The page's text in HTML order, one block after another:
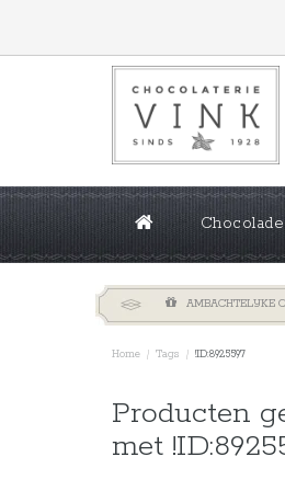
GROTE OPLAGES
Chocolade
AMBACHTELIJKE
Home / Tags / !ID:8925597
Producten
met